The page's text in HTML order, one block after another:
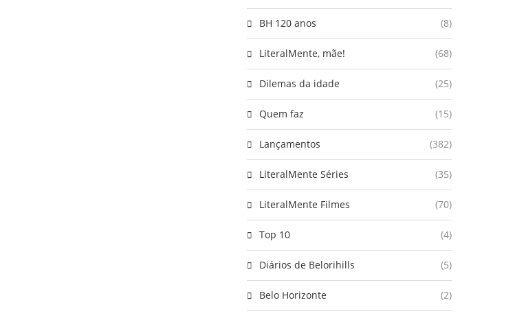
BH 120 anos (8)
LiteralMente, mãe! (68)
Dilemas da idade (25)
Quem faz (15)
Lançamentos (382)
LiteralMente Séries (35)
LiteralMente Filmes (70)
Top 10 (4)
Diários de Belorihills (5)
Belo Horizonte (2)